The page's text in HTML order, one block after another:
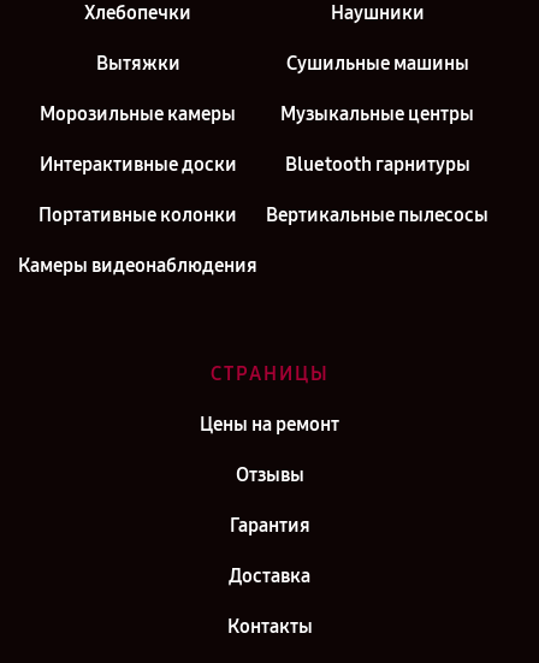
Хлебопечки Наушники
Вытяжки Сушильные машины
Морозильные камеры Музыкальные центры
Интерактивные доски Bluetooth гарнитуры
Портативные колонки Вертикальные пылесосы
Камеры видеонаблюдения
СТРАНИЦЫ
Цены на ремонт
Отзывы
Гарантия
Доставка
Контакты